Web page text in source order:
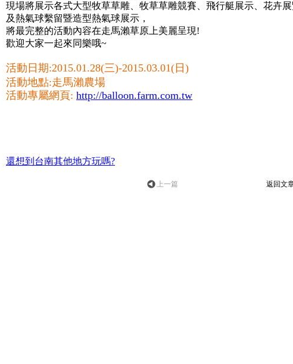
現場將展示各式大型牧草草雕、牧草草雕競賽、飛行艇展示、花卉展
及熱氣球繫留暨造型熱氣球展示，
將最完整的活動內容在走馬瀨草原上美麗呈現!
歡迎大家一起來同樂哦~
活動日期:2015.01.28(三)-2015.03.01(日)
活動地點:走馬瀨農場
活動專屬網頁: http://balloon.farm.com.tw
還想到台南其他地方玩嗎?
上一篇 返回文